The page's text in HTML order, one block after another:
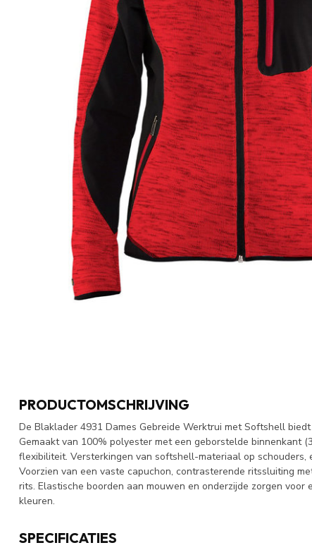
PRODUCTOMSCHRIJVING
De Blaklader 4931 Dames Gebreide Werktrui met Softshell
Gemaakt van 100% polyester met een geborstelde binnenkant
flexibiliteit. Versterkingen van softshell-materiaal op
Voorzien van een vaste capuchon, contrasterende ritssluiting
rits. Elastische boorden aan mouwen en onderzijde zorgen voor
kleuren.
SPECIFICATIES